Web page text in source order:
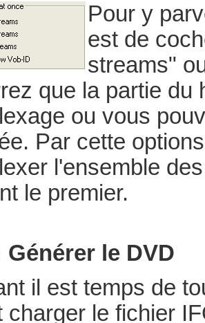
Pour y
est de
streams"
que la partie du
ou vous
Par cette
l'ensemble
le premier.
Générer le DVD
il est temps de
charger le fichier